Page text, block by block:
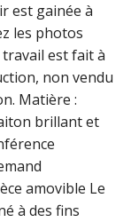
est gainée à
les photos
est fait à
non vendu
Matière :
brillant et
amovible Le
à des fins